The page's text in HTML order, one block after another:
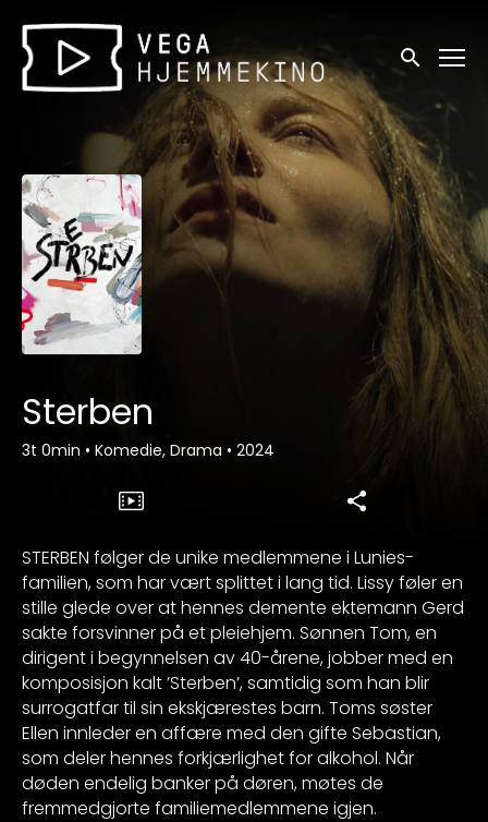
Tilgjengelighetslenker
Søk
Sterben
3t 0min • Komedie, Drama • 2024
STERBEN følger de unike medlemmene i Lunies-
familien, som har vært splittet i lang tid. Lissy føler en
stille glede over at hennes demente ektemann Gerd
sakte forsvinner på et pleiehjem. Sønnen Tom, en
dirigent i begynnelsen av 40-årene, jobber med en
komposisjon kalt ’Sterben’, samtidig som han blir
surrogatfar til sin ekskjærestes barn. Toms søster
Ellen innleder en affære med den gifte Sebastian,
som deler hennes forkjærlighet for alkohol. Når
døden endelig banker på døren, møtes de
fremmedgjorte familiemedlemmene igjen.